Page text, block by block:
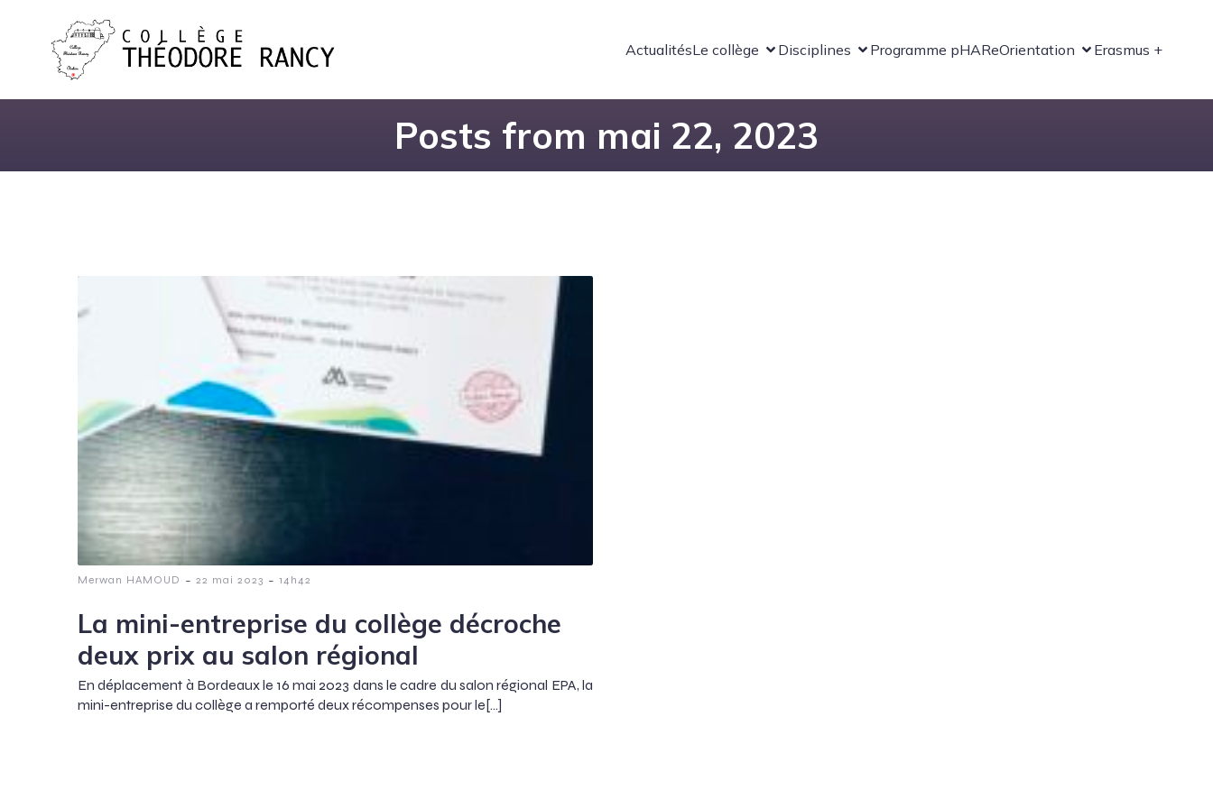
ActualitésLe collège Disciplines Programme pHAReOrientation Erasmus +
Posts from mai 22, 2023
Merwan HAMOUD - 22 mai 2023 - 14h42
La mini-entreprise du collège décroche
deux prix au salon régional
En déplacement à Bordeaux le 16 mai 2023 dans le cadre du salon régional EPA, la
mini-entreprise du collège a remporté deux récompenses pour le[…]